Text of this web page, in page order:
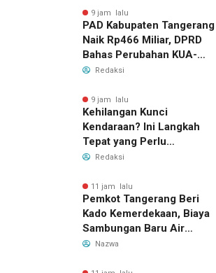
9 jam lalu
PAD Kabupaten Tangerang
Naik Rp466 Miliar, DPRD
Bahas Perubahan KUA-
PPAS 2026
Redaksi
9 jam lalu
Kehilangan Kunci
Kendaraan? Ini Langkah
Tepat yang Perlu
Dilakukan
Redaksi
11 jam lalu
Pemkot Tangerang Beri
Kado Kemerdekaan, Biaya
Sambungan Baru Air
Bersih Dipangkas Jadi
Nazwa